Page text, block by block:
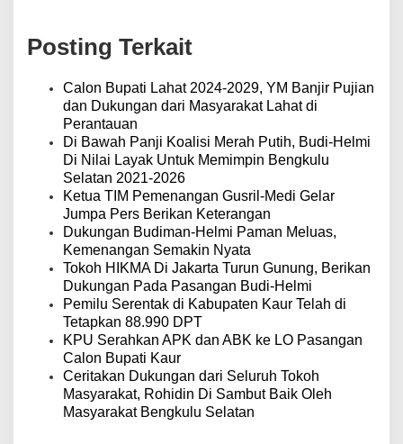
a
s
Posting Terkait
Calon Bupati Lahat 2024-2029, YM Banjir Pujian
dan Dukungan dari Masyarakat Lahat di
Perantauan
Di Bawah Panji Koalisi Merah Putih, Budi-Helmi
Di Nilai Layak Untuk Memimpin Bengkulu
Selatan 2021-2026
Ketua TIM Pemenangan Gusril-Medi Gelar
Jumpa Pers Berikan Keterangan
Dukungan Budiman-Helmi Paman Meluas,
Kemenangan Semakin Nyata
Tokoh HIKMA Di Jakarta Turun Gunung, Berikan
Dukungan Pada Pasangan Budi-Helmi
Pemilu Serentak di Kabupaten Kaur Telah di
Tetapkan 88.990 DPT
KPU Serahkan APK dan ABK ke LO Pasangan
Calon Bupati Kaur
Ceritakan Dukungan dari Seluruh Tokoh
Masyarakat, Rohidin Di Sambut Baik Oleh
Masyarakat Bengkulu Selatan